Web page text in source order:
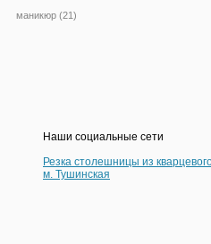
маникюр (21)
Наши социальные сети
Резка столешницы из
м. Тушинская